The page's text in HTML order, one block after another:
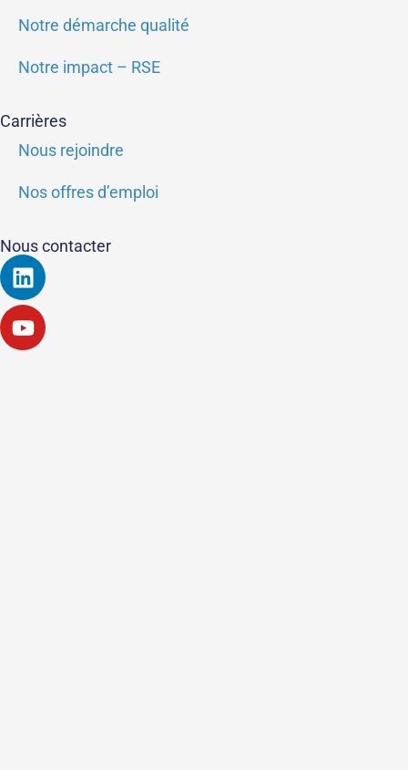
Notre démarche qualité
Notre impact – RSE
Carrières
Nous rejoindre
Nos offres d’emploi
Nous contacter
Linkedin
Youtube